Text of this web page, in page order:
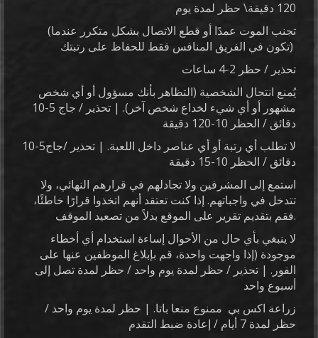
120 دقيقة\ حظر لمدة يوم
(تجنب الموت عمدًا أو قطع الاتصال بشكل متكرر عندما
تكون في الفريق المنافس فقط للحفاظ على رتبتك)
تحذير / حظر 2-4 ساعات
يُمنع انتحال الشخصية (التظاهر بأنك مسؤول أو أي شخص
مشهور أو أي شيء لخداع شخص آخر). | تحذير / جاج 5-10
دقائق / الحظر 10-120 دقيقة
لا تطلب أي رتبة أو أي عناصر داخل اللعبة. | تحذير /جاج5-10
دقائق / الحظر 10-15 دقيقة
استمع إلى المشرفين ولا تجادلهم في قرارهم النهائي، ولا
تتدخل في واجباتهم. إذا كنت تعتقد أنهم اتخذوا قرارًا خاطئًا،
فقم بتقديم تقرير على الموقع بدلاً من تصعيد الموقف.
لا ينبغي بأي حال من الأحوال إساءة استخدام أي أخطاء
موجودة (إذا واجهت واحدة، قم بإبلاغ الموظفين عنها على
الفور. | تحذير / حظر لمدة يوم واحد / حظر لمدة تصل إلى
أسبوع واحد
زراعة اكس بي ممنوع منعا باتا. | حظر لمدة يوم واحد /
حظر لمدة 7 أيام / إعادة ضبط التقدم